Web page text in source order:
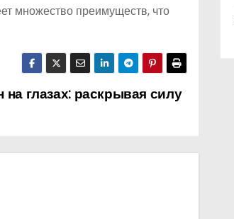
множество преимуществ, что
глазах: раскрывая силу